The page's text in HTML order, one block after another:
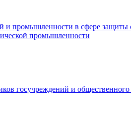
и промышленности в сфере защиты
промышленности
госучреждений и